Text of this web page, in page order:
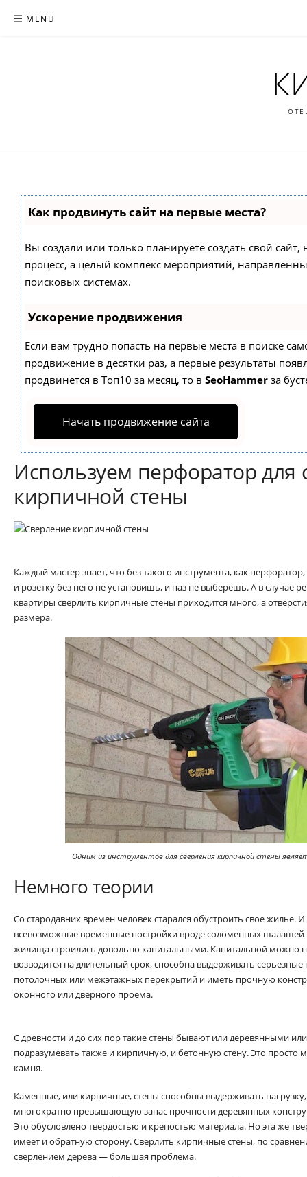
MENU
Как продвинуть сайт на первые места?
Вы создали или только планируете создать свой
процесс, а целый комплекс мероприятий,
поисковых системах.
Ускорение продвижения
Если вам трудно попасть на первые места в поиске
продвижение в десятки раз, а первые результаты
продвинется в Топ10 за месяц, то в SeoHammer за
Начать продвижение сайта
Используем перфоратор для
кирпичной стены
Каждый мастер знает, что без такого инструмента, как
и розетку без него не установишь, и паз не выберешь. А в случае
квартиры сверлить кирпичные стены приходится много, а
размера.
Одним из инструментов для сверления кирпичной стены
Немного теории
Со стародавних времен человек старался обустроить свое жилье. И
всевозможные временные постройки вроде соломенных шалашей
жилища строились довольно капитальными. Капитальной можно
возводится на длительный срок, способна выдерживать
потолочных или межэтажных перекрытий и иметь прочную
оконного или дверного проема.
С древности и до сих пор такие стены бывают или деревянными
подразумевать также и кирпичную, и бетонную стену. Это просто
камня.
Каменные, или кирпичные, стены способны выдерживать нагрузку,
многократно превышающую запас прочности деревянных
Это обусловлено твердостью и крепостью материала. Но эта же
имеет и обратную сторону. Сверлить кирпичные стены, по
сверлением дерева — большая проблема.